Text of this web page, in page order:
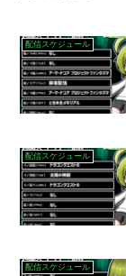
配信スケジュール
配信スケジュール
配信スケジュール